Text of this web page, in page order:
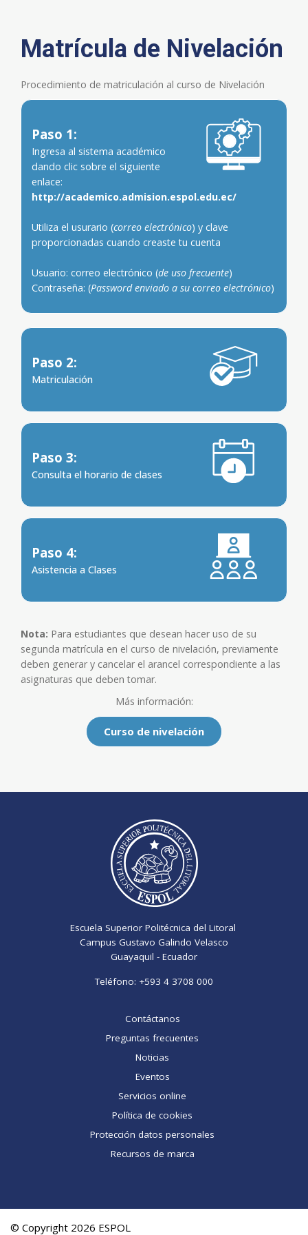
Matrícula de Nivelación
Procedimiento de matriculación al curso de Nivelación
Paso 1:
Ingresa al sistema académico
dando clic sobre el siguiente
enlace:
http://academico.admision.espol.edu.ec/
Utiliza el usurario (correo electrónico) y clave
proporcionadas cuando creaste tu cuenta
Usuario: correo electrónico (de uso frecuente)
Contraseña: (Password enviado a su correo electrónico)
Paso 2:
Matriculación
Paso 3:
Consulta el horario de clases
Paso 4:
Asistencia a Clases
Nota: Para estudiantes que desean hacer uso de su
segunda matrícula en el curso de nivelación, previamente
deben generar y cancelar el arancel correspondiente a las
asignaturas que deben tomar.
Más información:
Curso de nivelación
Escuela Superior Politécnica del Litoral
Campus Gustavo Galindo Velasco
Guayaquil - Ecuador
Teléfono: +593 4 3708 000
Contáctanos
Preguntas frecuentes
Noticias
Eventos
Servicios online
Política de cookies
Protección datos personales
Recursos de marca
© Copyright 2026 ESPOL